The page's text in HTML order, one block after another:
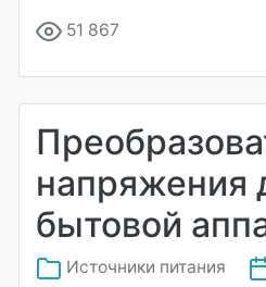
51 867
напряжения
бытовой
Источники питания